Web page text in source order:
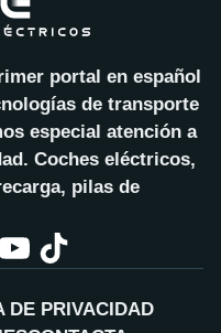
portal en español
de transporte
especial atención a
Coches eléctricos,
pilas de
DE PRIVACIDAD